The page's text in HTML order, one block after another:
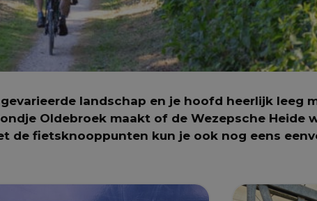
landschap en je hoofd heerlijk leeg
Oldebroek maakt of de Wezepsche Heide
de fietsknooppunten kun je ook nog eens